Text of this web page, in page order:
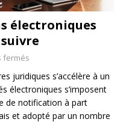
électroniques
fermés
juridiques s’accélère à un
électroniques s’imposent
de notification à part
et adopté par un nombre